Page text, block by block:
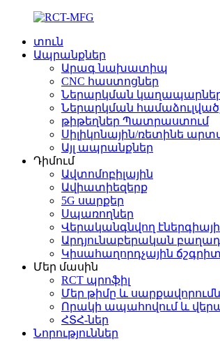
տուն
Ապրանքներ
Արագ նախատիպ
CNC հաստոցներ
Ներարկման
Ներարկման
թիթեղներ Պատրաստում
Սիլիկոնային/ռետինե
Այլ ապրանքներ
Դիմում
Ավտոմոբիլային
Ավիատիեզերք
5G սարքեր
Սպառողներ
Վերականգնվող
Արդյունաբերական
Կիսահաղորդչային
Մեր մասին
RCT պրոֆիլ
Մեր թիմը և
Որակի ապահովում և
ՀՏՀ-ներ
Նորություններ